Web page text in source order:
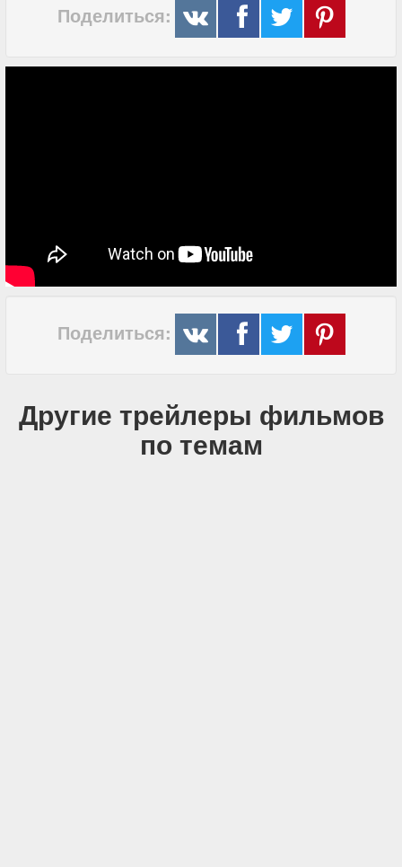
Поделиться:
Поделиться:
Другие трейлеры фильмов
по темам